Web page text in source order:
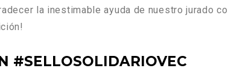
la inestimable ayuda de nuestro jurado
#SELLOSOLIDARIOVEC